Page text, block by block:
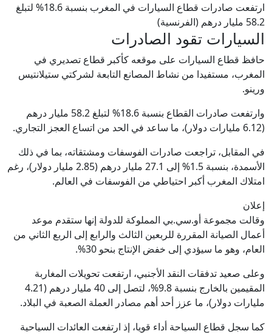
ارتفعت صادرات قطاع السيارات في المغرب بنسبة 18.6% لتبلغ
58.2 مليار درهم (الفرنسية)
السيارات تقود الصادرات
حافظ قطاع السيارات على موقعه كأكبر قطاع تصديري في
المغرب، مستفيدا من نشاط المصانع التابعة لشركتي ستيلانتيس
ورينو.
وارتفعت صادرات القطاع بنسبة 18.6% لتبلغ 58.2 مليار درهم
(6.12 مليارات دولار)، ما ساعد في الحد من اتساع العجز التجاري.
في المقابل، تراجعت صادرات الفوسفات ومشتقاته، بما في ذلك
الأسمدة، بنسبة 1.5% إلى 27.1 مليار درهم (2.85 مليار دولار)، رغم
امتلاك المغرب أكبر احتياطي من الفوسفات في العالم.
إعلان
وقالت مجموعة أو.سي.بي المملوكة للدولة إنها ستقدم موعد
أعمال الصيانة المقررة للربعين الثالث والرابع إلى الربع الثاني من
العام، وهو ما سيؤدي إلى خفض الإنتاج بنحو 30%.
وعلى صعيد تدفقات النقد الأجنبي، ارتفعت تحويلات المغاربة
المقيمين بالخارج بنسبة 9.8%، لتصل إلى 40 مليار درهم (4.21
مليارات دولار)، ما عزز أحد أهم مصادر العملة الصعبة في البلاد.
كما سجل قطاع السياحة أداء قويا، إذ ارتفعت العائدات السياحية